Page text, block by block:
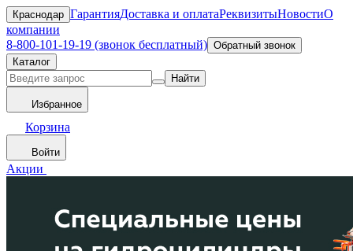
Краснодар ГарантияДоставка и оплатаРеквизитыНовостиО
компании
8-800-101-19-19 (звонок бесплатный) Обратный звонок
Каталог
Найти
Избранное
Корзина
Войти
Акции